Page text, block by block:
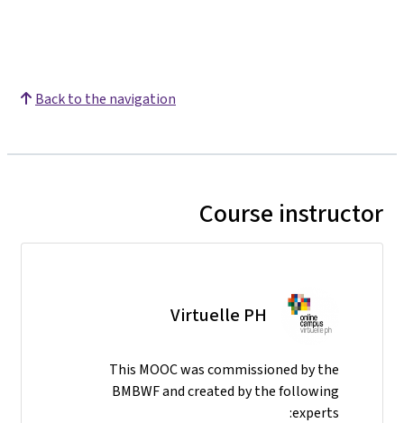
Back to the navigation
Course instructor
Virtuelle PH
This MOOC was commissioned by the
BMBWF and created by the following
experts: